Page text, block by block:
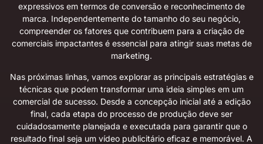
expressivos em termos de conversão e reconhecimento de
marca. Independentemente do tamanho do seu negócio,
compreender os fatores que contribuem para a criação de
comerciais impactantes é essencial para atingir suas metas de
marketing.
Nas próximas linhas, vamos explorar as principais estratégias e
técnicas que podem transformar uma ideia simples em um
comercial de sucesso. Desde a concepção inicial até a edição
final, cada etapa do processo de produção deve ser
cuidadosamente planejada e executada para garantir que o
resultado final seja um vídeo publicitário eficaz e memorável. A